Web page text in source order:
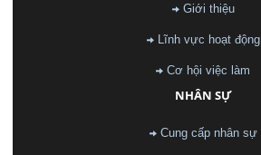
Giới thiệu
Lĩnh vực hoạt động
Cơ hội việc làm
NHÂN SỰ
Cung cấp nhân sự